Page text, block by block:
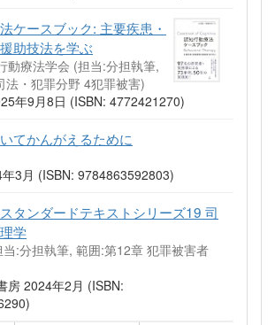
ケースブック: 主要疾患・
助技法を学ぶ
動療法学会 (担当:分担執筆,
法・犯罪分野 4犯罪被害)
年9月8日 (ISBN: 4772421270)
てかんがえるために
3月 (ISBN: 9784863592803)
タンダードテキストシリーズ19 司
学
当:分担執筆, 範囲:第12章 犯罪被害者
房 2024年2月 (ISBN: